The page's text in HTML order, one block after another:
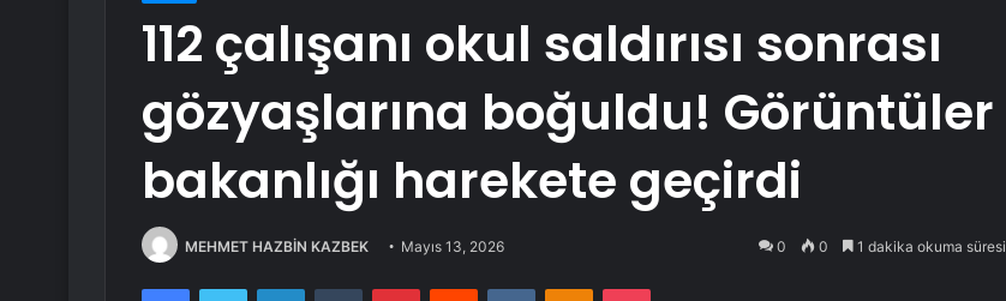
112 çalışanı okul saldırısı sonrası
gözyaşlarına boğuldu! Görüntüler
bakanlığı harekete geçirdi
MEHMET HAZBİN KAZBEK Mayıs 13, 2026 0 0 1 dakika okuma süresi
FacebookTwitter LinkedInTumblr PinterestReddit VKontakteOdnoklassniki
Pocket